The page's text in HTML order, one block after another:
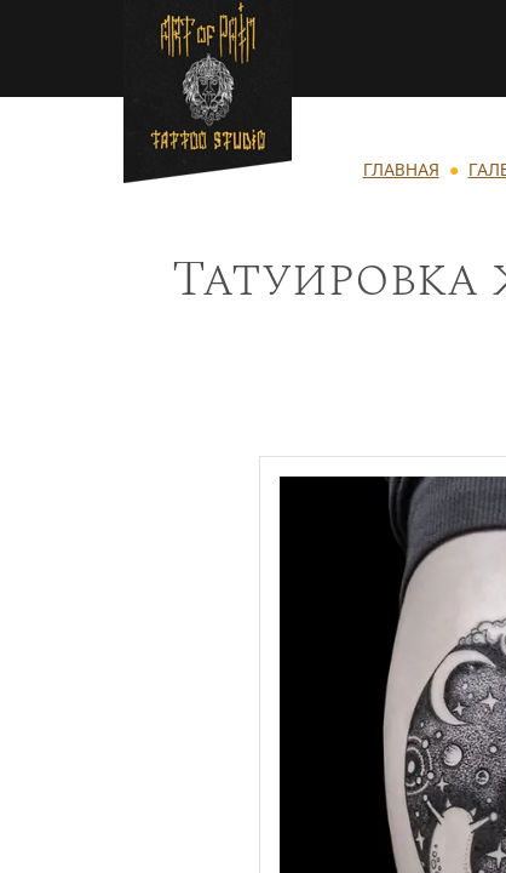
Перейти к основному содержанию
Строка ГЛАВНАЯ
Татуировка